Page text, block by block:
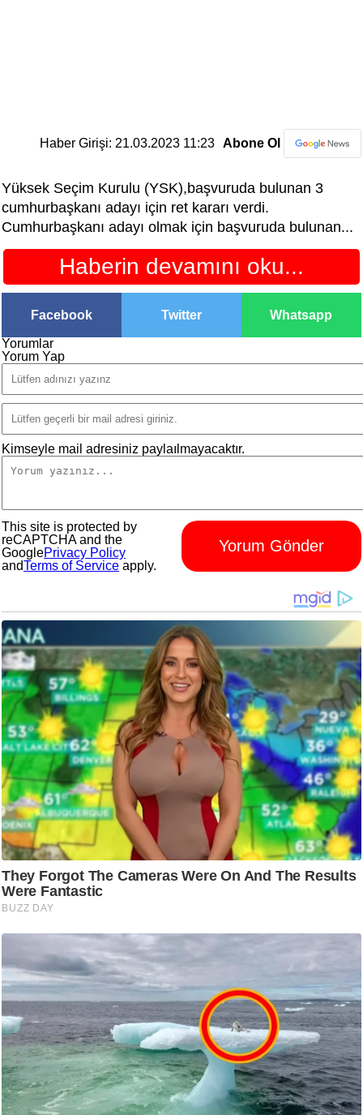
Haber Girişi: 21.03.2023 11:23 Abone Ol
Yüksek Seçim Kurulu (YSK),başvuruda bulunan 3
cumhurbaşkanı adayı için ret kararı verdi.
Cumhurbaşkanı adayı olmak için başvuruda bulunan...
Haberin devamını oku...
Facebook Twitter Whatsapp
Yorumlar
Yorum Yap
Kimseyle mail adresiniz paylaılmayacaktır.
Yorum Gönder
This site is protected by
reCAPTCHA and the
GooglePrivacy Policy
andTerms of Service apply.